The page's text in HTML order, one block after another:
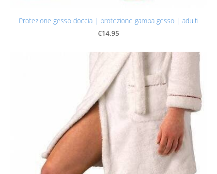
Protezione gesso doccia | protezione gamba gesso | adulti
€14.95